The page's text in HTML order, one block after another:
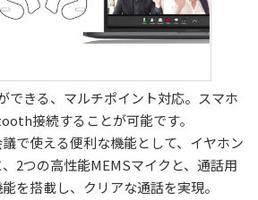
できる、マルチポイント対応。スマホ
接続することが可能です。
で使える便利な機能として、イヤホン
2つの高性能MEMSマイクと、通話用
を搭載し、クリアな通話を実現。